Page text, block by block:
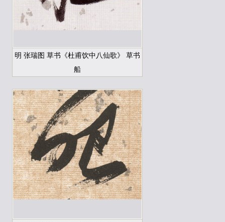
明 张瑞图 草书《杜甫饮中八仙歌》 草书
船